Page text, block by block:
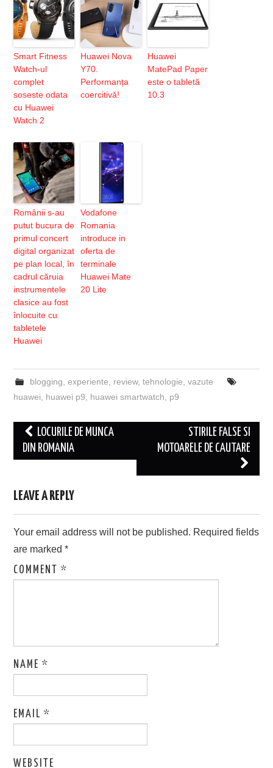
Smart Fitness
Watch-ul
complet
soseste odata
cu Huawei
Watch 2
Huawei Nova
Y70.
Performanța
coercitivă!
Huawei
MatePad Paper
este o tabletă
10.3
Românii s-au
putut bucura de
primul concert
digital organizat
pe plan local, în
cadrul căruia
instrumentele
clasice au fost
înlocuite cu
tabletele
Huawei
Vodafone
Romania
introduce in
oferta de
terminale
Huawei Mate
20 Lite
blogging experiente review, tehnologie vazute
huawei
huawei p9 huawei smartwatch p9
Post
navigation
LOCURILE DE MUNCA
DIN ROMANIA
STIRILE FALSE SI
MOTOARELE DE CAUTARE
LEAVE A REPLY
Your email address will not be published. Required fields
are marked*
COMMENT*
NAME*
EMAIL*
WEBSITE